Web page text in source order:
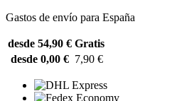
Gastos de envío para España
desde 54,90 € Gratis
desde 0,00 € 7,90 €